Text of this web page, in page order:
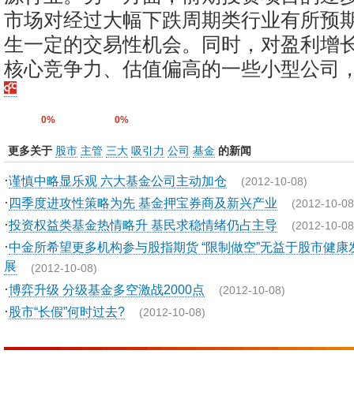
市场对经过大幅下跌周期类行业有所预
生一定的交易性机会。同时，对盈利增
核心竞争力、估值偏高的一些小型公司
0% 0%
更多关于 股市 主管 三大 吸引力 公司 基金 的新闻
·谨慎中略显乐观 六大基金公司主动加仓 (2012-10-08)
· 四季度进攻性策略为先 基金押宝券商及新兴产业 (2012-10-
·投资权益类基金热情略升 基民求稳情绪仍占主导 (2012-10-
·中金所希望更多机构参与股指期货 “限制做空”无益于股市健康
展 (2012-10-08)
·博弈升级 分级基金多空激战2000点 (2012-10-08)
· 股市“长假”何时过去? (2012-10-08)